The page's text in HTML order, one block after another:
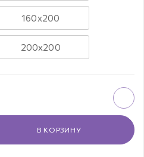
160х200
200х200
В КОРЗИНУ